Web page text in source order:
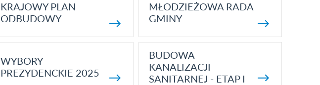
KRAJOWY PLAN
ODBUDOWY
MŁODZIEŻOWA RADA
GMINY
WYBORY
PREZYDENCKIE 2025
BUDOWA
KANALIZACJI
SANITARNEJ - ETAP I